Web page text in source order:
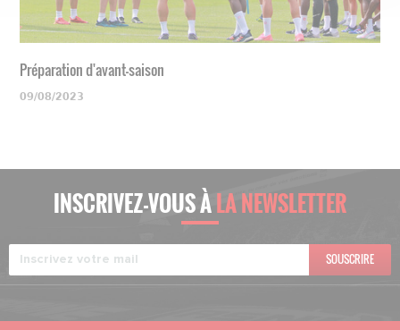
Préparation d'avant-saison
09/08/2023
INSCRIVEZ-VOUS ÀLA NEWSLETTER
SOUSCRIRE